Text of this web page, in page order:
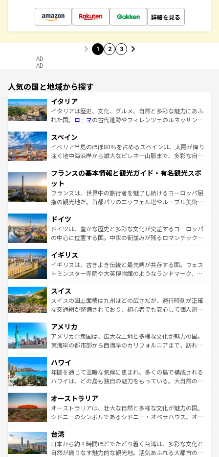
詳細を見る
1 2 3
AD
AD
人気の国と地域から探す
イタリア
イタリアは歴史、文化、グルメ、自然と多彩な魅力にあふ
れた国。 ローマの古代遺跡やフィレンツェのルネッサンス
ろん、トスカーナの美しい田園風景やアマルフィ海岸の絶
景など、自然景観も見逃せない。観光の合間には、本場の
ピザやパスタなど、絶品のイタリア料理を堪能することも
ませてくれるイタリアで、忘れられない旅をしてみよう！
なお、新着のイタリア情報は
しい。
スペイン
イベリア半島のほぼ80％を占めるスペインは、太陽が降り
注ぐ地中海沿岸から雄大なピレネー山脈まで、多彩な自然
文化が根付くこの国では、情熱的なフラメンコ、熱気あふ
れる闘牛、そして美味しいタパスが生活の一部となってい
る。首都マドリードの洗練された雰囲気や、バルセロナの
アートに溢れた街角から、地方では古代ローマ遺跡や中世
せる。地方によって風土や気候が異なるスペインはその個
性で訪れる人を魅了する。 なお、新着のスペイン情報は コ
ンテンツ一覧を参照してほしい。
フランスの基本情報と観光ガイド・有名観光スポ
ット
フランスは、世界中の旅行者を魅了し続けるヨーロッパ屈
指の観光地だ。首都パリのエッフェル塔やルーブル美術館
で、幅広い魅力が詰まっている。華麗な宮殿、歴史的な大
聖堂、美しいビーチ、そして豊かな自然が、訪れる者を心
から魅了する。また、フランスは美食の国としても知ら
いる。シャンパンの発祥地であるランス、プロヴァンスの
香り高いラベンダー畑など、多彩な楽しみ方が可能だ。さ
らに、パリ以外の地域にも魅力が溢れており、どの街角に
れる地方に足を運ぶとそれぞれで全く異なる文化を体験で
きるだろう。 なお、新着のフランス情報はコンテンツ一覧
を参照してほしい。
ドイツ
ドイツは、豊かな歴史と多彩な文化が交差するヨーロッパ
の中心に位置する国。中世の街並みが残るロマンチック街
顔を持つこの国は、どこを歩いても飽きることがない。ベ
ルリンの文化的活気、バイエルン州のアルプスの絶景、そ
してライン川沿いのワイン畑といった風景は必見。ビール
は、お酒好きな人にはぜひ体験してほしい。 なお、新着の
ドイツ情報はコンテンツ一覧を参照してほしい。
イギリス
イギリスは、古きよき伝統と最先端が共存する国。ウェス
トミンスター寺院や大英博物館のようなランドマーク、歴
リアごとに異なる魅力がある。また、優雅なアフタヌーン
ティー、ビール好きにはたまらない英国パブ、サッカー観
戦など、本場だからこそできる体験も豊富。イギリスを旅
ンツ一覧を参照してほしい。
スイス
スイスの国土面積は九州ほどの広さだが、運行時刻が正確
な交通網が整備されており、初心者でも安心して個人旅行
の建物がそのまま残る町や、スイスならではのユニークな
博物館もあり、アルプス観光だけでなく町歩きも満喫する
ことができる。国民の所得が高いため物価も高いが、旅行
ば市内交通費無料で観光を楽しむこともできる。 なお、新
着のスイス情報はコンテンツ一覧 を参照してほしい。
アメリカ
アメリカ合衆国は、広大な土地と多様な文化が魅力の国。
東海岸の都市部から西海岸のカリフォルニアまで、訪れる
のような巨大都市は、観光、ショッピング、エンターテイ
ンメントが詰まった刺激的なスポットだ。一方、アメリカ
西部には大自然が広がり、グランドキャニオンやイエロー
部のニューオーリンズでは、音楽と美食が融合した独特の
文化が魅力。旅行者はアメリカの各地域で異なる魅力を楽
しみながら、その多様性と豊かな歴史を感じることができ
ならではの贅沢な旅のスタイルだ。 なお、新着のアメリカ
情報はコンテンツ一覧を参照してほしい。
ハワイ
年間を通じて温暖な気候に恵まれ、多くの島で構成される
ハワイは、どの島も独自の魅力をもっている。大自然の神
ワイ島は見逃せない。また、定番の観光地といえばオアフ
島だが、静かな自然を求めるならマウイ島やカウアイ島が
おすすめ。エメラルドグリーンに輝く海をはじめ、豊かな
れるおもてなしの心で訪れる人々を迎えてくれるハワイの
人々、おいしいローカルフードやハワイアンミュージッ
ク、伝統的なフラダンスなど、すべてがハワイの魅力を彩
オーストラリア
オーストラリアは、壮大な自然と多様な文化が魅力の国。
シドニーのシンボルであるシドニー・オペラハウス、オー
リアリーフや大陸中央部にそびえるウルル（エアーズロッ
ク）、タスマニアの美しい原生林やケアンズの熱帯雨林な
ど、見どころがたくさん。また、カフェやワイン、オージ
台湾
日本から約４時間ほどでたどり着く台湾は、多彩な文化と
自然が織りなす魅力的な観光地。活気あふれる大都市の台